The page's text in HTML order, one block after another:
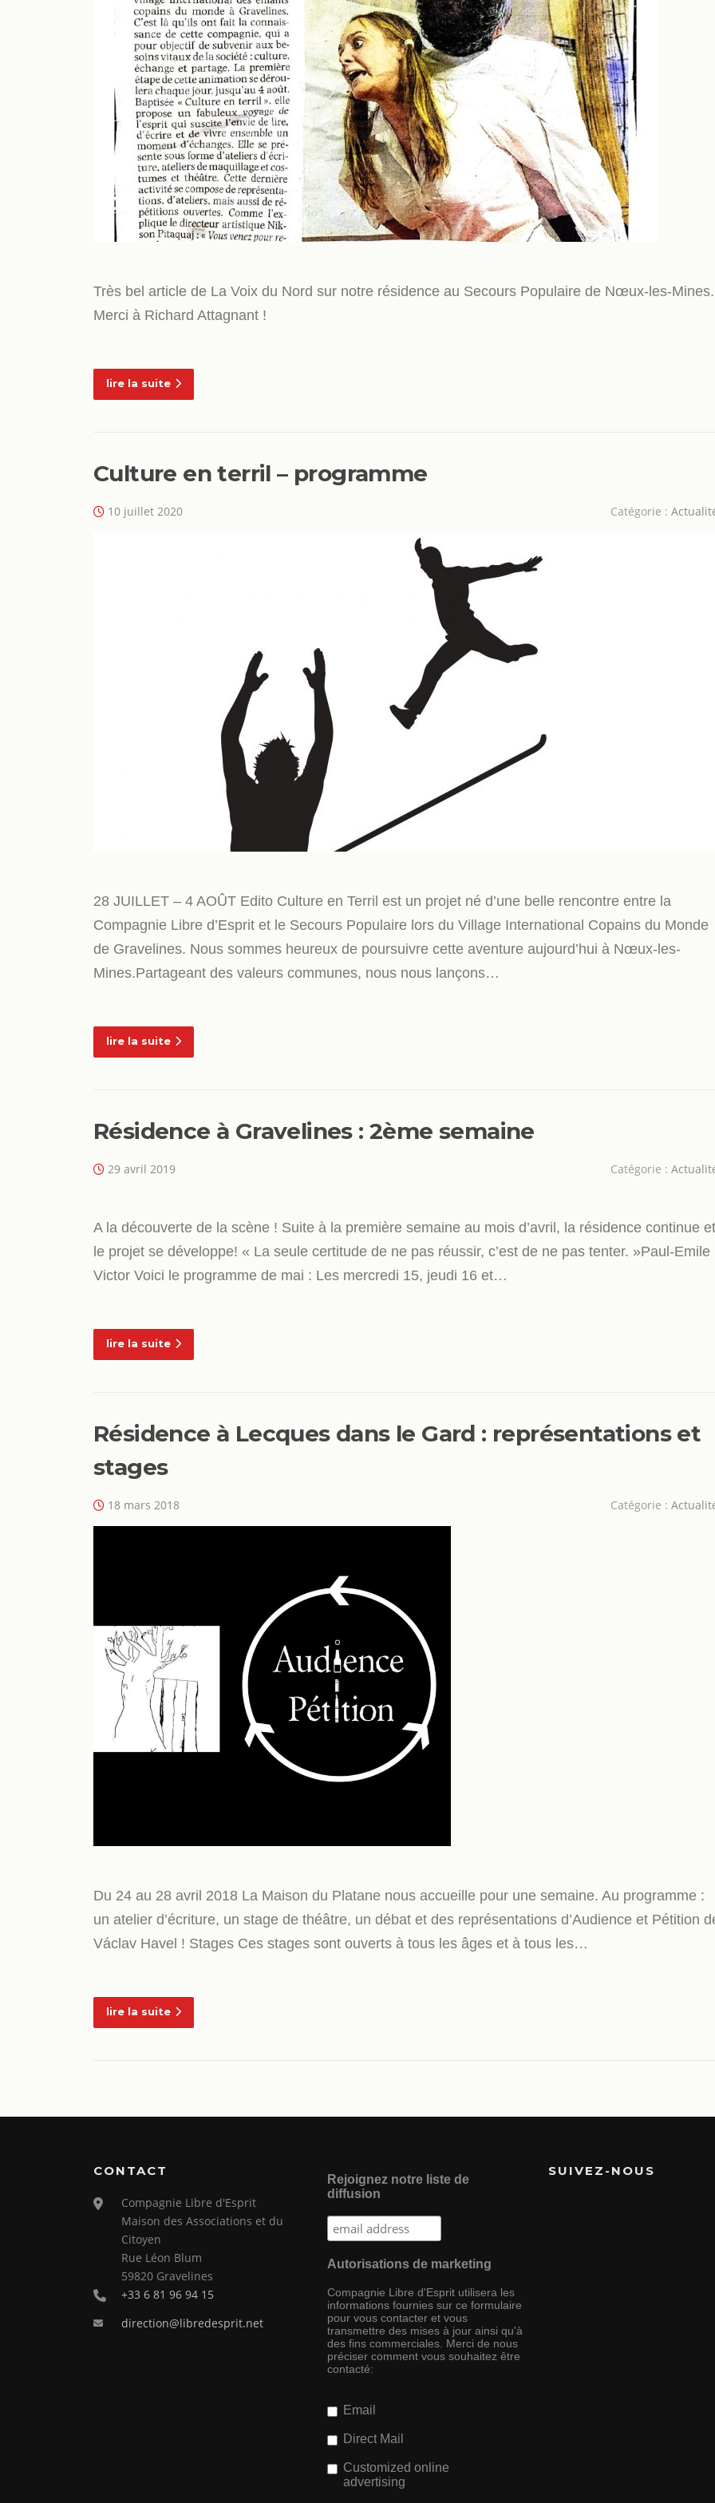
Très bel article de La Voix du Nord sur notre résidence au Secours Populaire de Nœux-les-Mines.
Merci à Richard Attagnant !
lire la suite
Culture en terril – programme
10 juillet 2020 Catégorie :
28 JUILLET – 4 AOÛT Edito Culture en Terril est un projet né d’une belle rencontre entre la
Compagnie Libre d’Esprit et le Secours Populaire lors du Village International Copains du Monde
de Gravelines. Nous sommes heureux de poursuivre cette aventure aujourd’hui à Nœux-les-
Mines.Partageant des valeurs communes, nous nous lançons…
lire la suite
Résidence à Gravelines : 2ème semaine
29 avril 2019 Catégorie :
A la découverte de la scène ! Suite à la première semaine au mois d’avril, la résidence continue et
le projet se développe! « La seule certitude de ne pas réussir, c’est de ne pas tenter. »Paul-Emile
Victor Voici le programme de mai : Les mercredi 15, jeudi 16 et…
lire la suite
Résidence à Lecques dans le Gard : représentations et
stages
18 mars 2018 Catégorie :
Du 24 au 28 avril 2018 La Maison du Platane nous accueille pour une semaine. Au programme :
un atelier d’écriture, un stage de théâtre, un débat et des représentations d’Audience et Pétition
Václav Havel ! Stages Ces stages sont ouverts à tous les âges et à tous les…
lire la suite
CONTACT
Compagnie Libre d'Esprit
Maison des Associations et du
Citoyen
Rue Léon Blum
59820 Gravelines
+33 6 81 96 94 15
direction@libredesprit.net
Rejoignez notre liste de
diffusion
Autorisations de marketing
Compagnie Libre d'Esprit utilisera les
informations fournies sur ce formulaire
pour vous contacter et vous
transmettre des mises à jour ainsi qu'à
des fins commerciales. Merci de nous
préciser comment vous souhaitez être
contacté:
Email
Direct Mail
Customized online
advertising
SUIVEZ-NOUS